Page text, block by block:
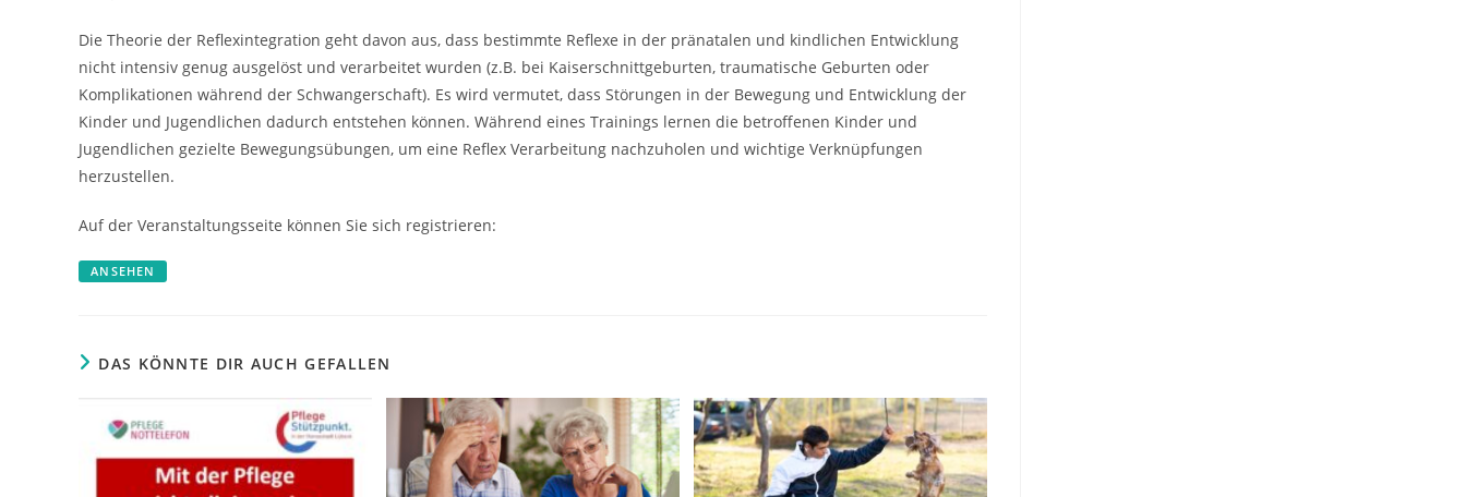
Die Theorie der Reflexintegration geht davon aus, dass bestimmte Reflexe in der pränatalen und kindlichen Entwicklung
nicht intensiv genug ausgelöst und verarbeitet wurden (z.B. bei Kaiserschnittgeburten, traumatische Geburten oder
Komplikationen während der Schwangerschaft). Es wird vermutet, dass Störungen in der Bewegung und Entwicklung der
Kinder und Jugendlichen dadurch entstehen können. Während eines Trainings lernen die betroffenen Kinder und
Jugendlichen gezielte Bewegungsübungen, um eine Reflex Verarbeitung nachzuholen und wichtige Verknüpfungen
herzustellen.
Auf der Veranstaltungsseite können Sie sich registrieren:
ANSEHEN
DAS KÖNNTE DIR AUCH GEFALLEN